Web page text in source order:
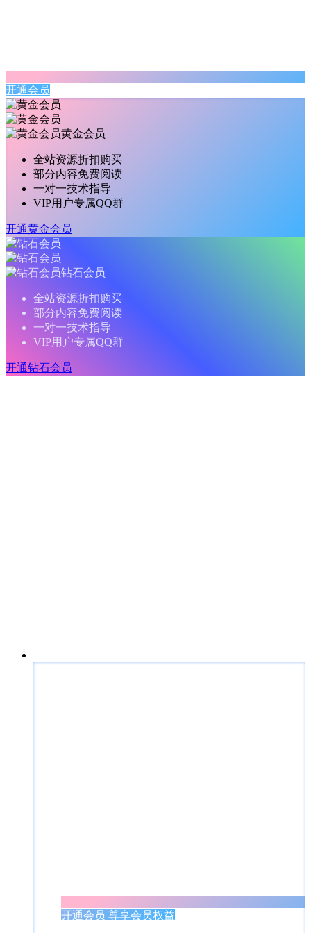
开通会员
黄金会员
全站资源折扣购买
部分内容免费阅读
一对一技术指导
VIP用户专属QQ群
开通黄金会员
钻石会员
全站资源折扣购买
部分内容免费阅读
一对一技术指导
VIP用户专属QQ群
开通钻石会员
开通会员 尊享会员权益